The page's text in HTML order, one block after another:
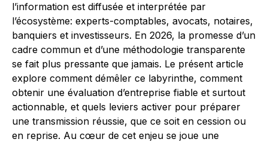
l’information est diffusée et interprétée par
l’écosystème: experts-comptables, avocats, notaires,
banquiers et investisseurs. En 2026, la promesse d’un
cadre commun et d’une méthodologie transparente
se fait plus pressante que jamais. Le présent article
explore comment démêler ce labyrinthe, comment
obtenir une évaluation d’entreprise fiable et surtout
actionnable, et quels leviers activer pour préparer
une transmission réussie, que ce soit en cession ou
en reprise. Au cœur de cet enjeu se joue une